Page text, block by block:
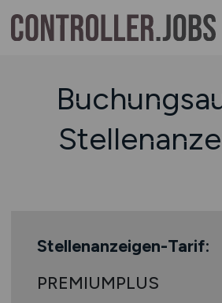
Stellenanzeigen-Tarif:
PREMIUMPLUS